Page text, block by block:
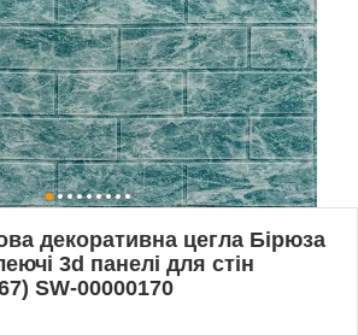
декоративна цегла Бірюза
3d панелі для стін
SW-00000170